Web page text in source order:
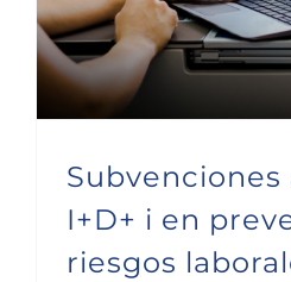
Subvenciones
I+D+ i en
riesgos